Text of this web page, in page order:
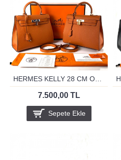
7.500,00 TL
Sepete Ekle